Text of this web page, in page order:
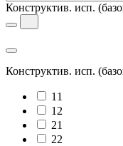
Конструктив. исп.
Конструктив. исп.
11
12
21
22